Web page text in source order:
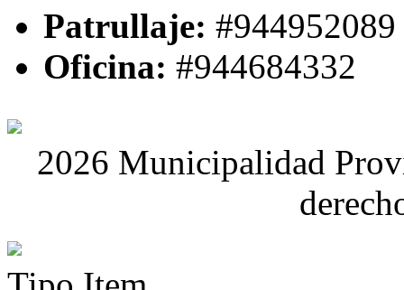
Patrullaje: #944952089
Oficina: #944684332
2026 Municipalidad